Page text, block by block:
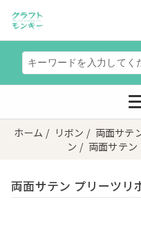
ホーム / リボン / 両面サテ
ン / 両面サテン
両面サテン プリーツリ